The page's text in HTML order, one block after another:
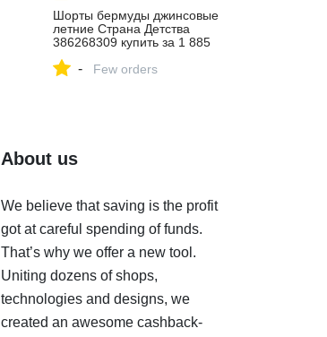
Шорты бермуды джинсовые
летние Страна Детства
386268309 купить за 1 885
Wildberries
- Few orders
About us
We believe that saving is the profit
got at careful spending of funds.
That’s why we offer a new tool.
Uniting dozens of shops,
technologies and designs, we
created an awesome cashback-